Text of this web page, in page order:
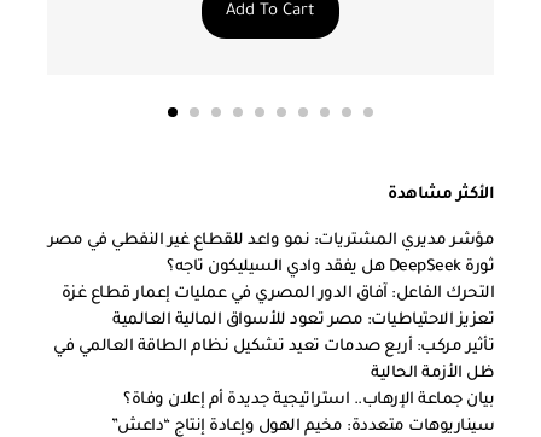
Add To Cart
الأكثر مشاهدة
مؤشر مديري المشتريات: نمو واعد للقطاع غير النفطي في مصر
ثورة DeepSeek هل يفقد وادي السيليكون تاجه؟
التحرك الفاعل: آفاق الدور المصري في عمليات إعمار قطاع غزة
تعزيز الاحتياطيات: مصر تعود للأسواق المالية العالمية
تأثير مركب: أربع صدمات تعيد تشكيل نظام الطاقة العالمي في
ظل الأزمة الحالية
بيان جماعة الإرهاب.. استراتيجية جديدة أم إعلان وفاة؟
سيناريوهات متعددة: مخيم الهول وإعادة إنتاج “داعش”